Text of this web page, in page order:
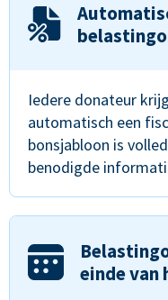
Iedere donateur
automatisch een
bonsjabloon is
benodigde
einde van